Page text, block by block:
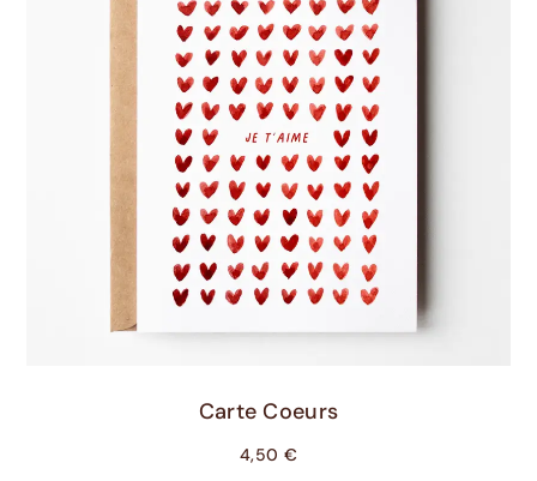
Ajouter Au Panier
Carte Coeurs
4,50 €